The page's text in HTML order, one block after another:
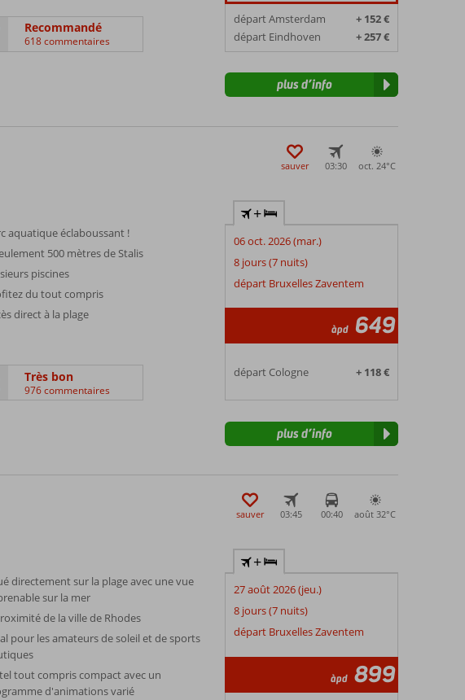
Recommandé
618 commentaires
départ Amsterdam
+ 152 €
départ Eindhoven
+ 257 €
plus d’info
sauver 03:30 oct. 24°C
aquatique éclaboussant !
500 mètres de Stalis
piscines
du tout compris
direct à la plage
Très bon
976 commentaires
+
06 oct. 2026 (mar.)
8 jours (7 nuits)
départ Bruxelles Zaventem
àpd 649
départ Cologne + 118 €
plus d’info
sauver 03:45 00:40 août 32°C
directement sur la plage avec une vue
sur la mer
de la ville de Rhodes
pour les amateurs de soleil et de sports
tout compris compact avec un
d'animations varié
+
27 août 2026 (jeu.)
8 jours (7 nuits)
départ Bruxelles Zaventem
àpd 899